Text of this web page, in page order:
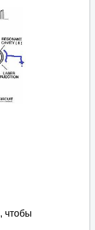
, чтобы